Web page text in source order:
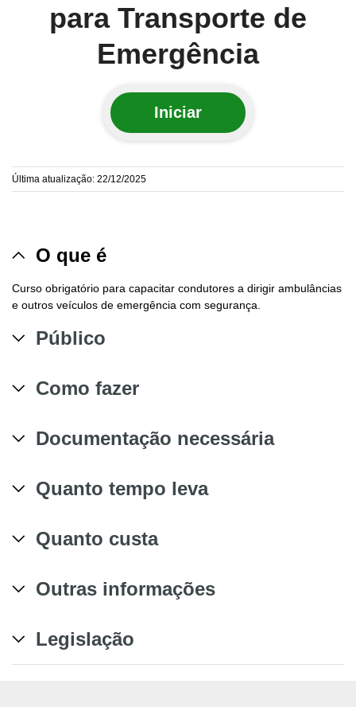
para Transporte de
Emergência
Iniciar
Última atualização: 22/12/2025
O que é
Curso obrigatório para capacitar condutores a dirigir ambulâncias
e outros veículos de emergência com segurança.
Público
Como fazer
Documentação necessária
Quanto tempo leva
Quanto custa
Outras informações
Legislação